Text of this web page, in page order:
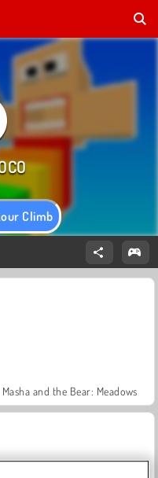
Climb
Masha and the Bear: Meadows